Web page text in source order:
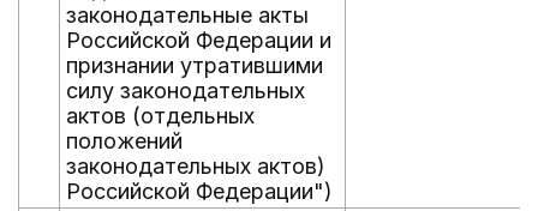
законодательные акты
Российской Федерации и
признании утратившими
силу законодательных
актов (отдельных
положений
законодательных актов)
Российской Федерации")